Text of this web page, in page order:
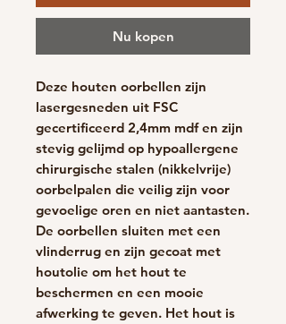
Nu kopen
Deze houten oorbellen zijn
lasergesneden uit FSC
gecertificeerd 2,4mm mdf en zijn
stevig gelijmd op hypoallergene
chirurgische stalen (nikkelvrije)
oorbelpalen die veilig zijn voor
gevoelige oren en niet aantasten.
De oorbellen sluiten met een
vlinderrug en zijn gecoat met
houtolie om het hout te
beschermen en een mooie
afwerking te geven. Het hout is